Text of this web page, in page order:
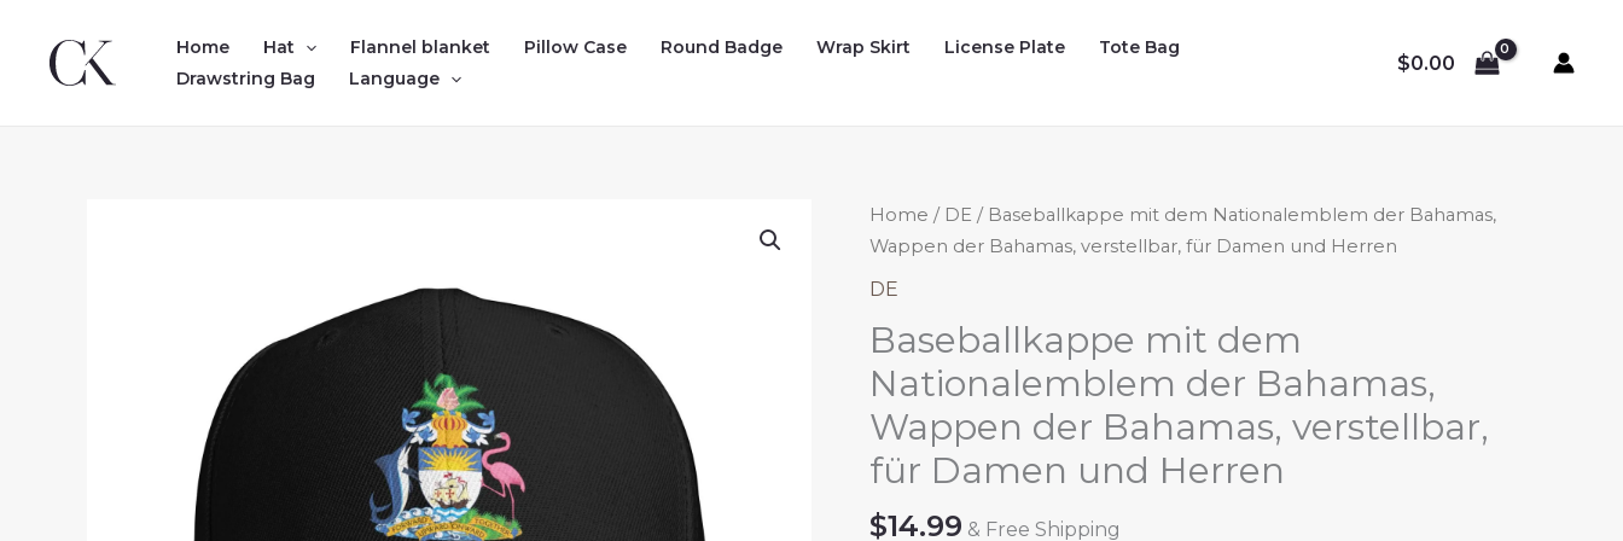
content
Home Hat Flannel blanket Pillow Case Round Badge Wrap Skirt License Plate
Tote Bag
Drawstring Bag
Language
$0.00
Home / DE / Baseballkappe mit dem Nationalemblem der Bahamas,
Wappen der Bahamas, verstellbar, für Damen und Herren
DE
Baseballkappe mit dem
Nationalemblem der Bahamas,
Wappen der Bahamas, verstellbar,
für Damen und Herren
$14.99 & Free Shipping